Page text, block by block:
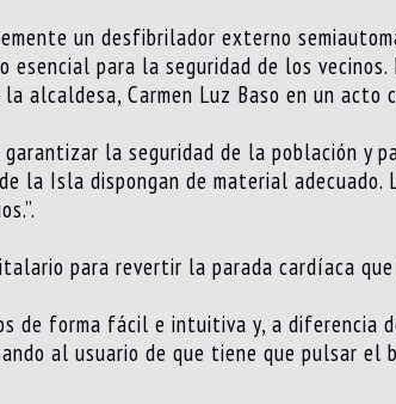
un desfibrilador externo
para la seguridad de los
alcaldesa, Carmen Luz Baso en un acto
la seguridad de la población y
la Isla dispongan de material
para revertir la parada cardíaca
de forma fácil e intuitiva y, a diferencia
al usuario de que tiene que pulsar el